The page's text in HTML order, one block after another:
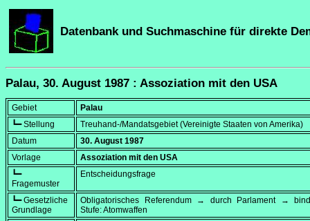
Datenbank und Suchmaschine für direkte
Palau, 30. August 1987 : Assoziation mit den USA
Gebiet
Palau
┗━ Stellung
Treuhand-/Mandatsgebiet (Vereinigte Staaten von Amerika)
Datum
30. August 1987
Vorlage
Assoziation mit den USA
┗━
Fragemuster
Entscheidungsfrage
┗━ Gesetzliche
Grundlage
Obligatorisches Referendum → durch Parlament →
Stufe: Atomwaffen